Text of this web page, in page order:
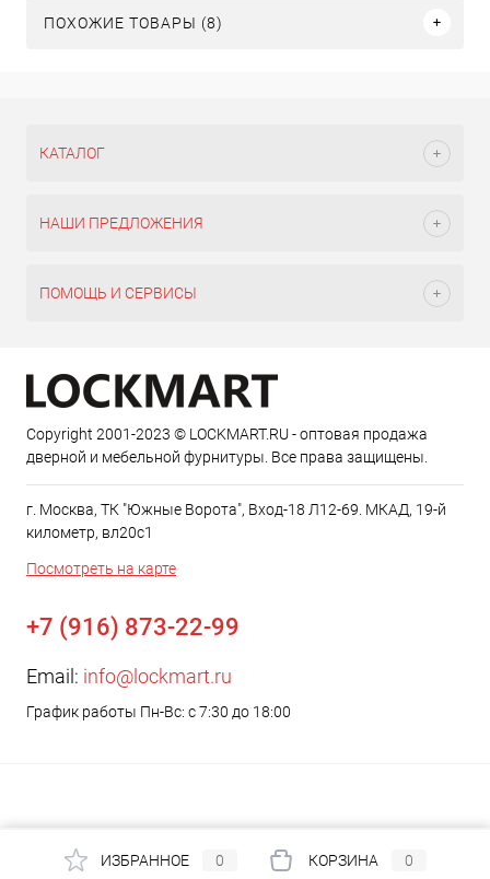
ПОХОЖИЕ ТОВАРЫ (8)
КАТАЛОГ
НАШИ ПРЕДЛОЖЕНИЯ
ПОМОЩЬ И СЕРВИСЫ
Copyright 2001-2023 © LOCKMART.RU - оптовая продажа
дверной и мебельной фурнитуры. Все права защищены.
г. Москва, ТК "Южные Ворота", Вход-18 Л12-69. МКАД, 19-й
километр, вл20с1
Посмотреть на карте
+7 (916) 873-22-99
Email: info@lockmart.ru
График работы Пн-Вс: с 7:30 до 18:00
ИЗБРАННОЕ 0 КОРЗИНА 0